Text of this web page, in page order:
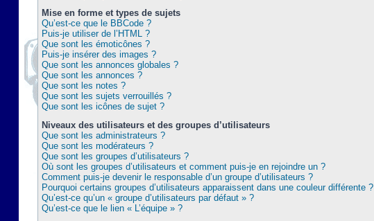
Mise en forme et types de sujets
Qu’est-ce que le BBCode ?
Puis-je utiliser de l’HTML ?
Que sont les émoticônes ?
Puis-je insérer des images ?
Que sont les annonces globales ?
Que sont les annonces ?
Que sont les notes ?
Que sont les sujets verrouillés ?
Que sont les icônes de sujet ?
Niveaux des utilisateurs et des groupes d’utilisateurs
Que sont les administrateurs ?
Que sont les modérateurs ?
Que sont les groupes d’utilisateurs ?
Où sont les groupes d’utilisateurs et comment puis-je en rejoindre un ?
Comment puis-je devenir le responsable d’un groupe d’utilisateurs ?
Pourquoi certains groupes d’utilisateurs apparaissent dans une couleur différente ?
Qu’est-ce qu’un « groupe d’utilisateurs par défaut » ?
Qu’est-ce que le lien « L’équipe » ?